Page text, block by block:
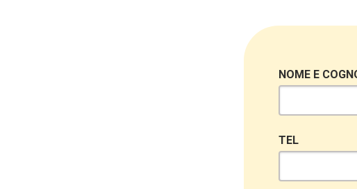
NOME E
TEL